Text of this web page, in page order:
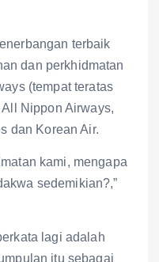
terbaik
dan perkhidmatan
(tempat teratas
Nippon Airways,
dan Korean Air.
kami, mengapa
sedemikian?,”
lagi adalah
itu sebagai